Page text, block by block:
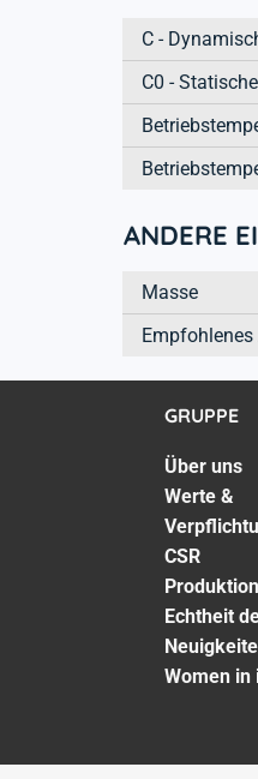
C -
C0 -
ANDERE
Masse
GRUPPE
Über uns
Werte &
CSR
Produktion
Echtheit
Women in